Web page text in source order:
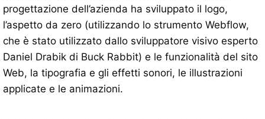
progettazione dell’azienda ha sviluppato il logo,
l’aspetto da zero (utilizzando lo strumento Webflow,
che è stato utilizzato dallo sviluppatore visivo esperto
Daniel Drabik di Buck Rabbit) e le funzionalità del sito
Web, la tipografia e gli effetti sonori, le illustrazioni
applicate e le animazioni.